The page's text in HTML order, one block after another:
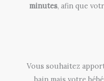
minutes, afin que
Vous souhaitez